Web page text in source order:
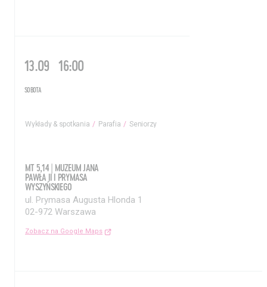
Wystawy / Wydarzenia
Kontakt i Zespół
BIP
13.09 16:00
SOBOTA
Wykłady & spotkania Parafia Seniorzy
MT 5,14 | MUZEUM JANA
PAWŁA II I PRYMASA
WYSZYŃSKIEGO
ul. Prymasa Augusta Hlonda 1
02-972 Warszawa
Zobacz na Google Maps